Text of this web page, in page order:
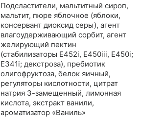
Подсластители, мальтитный сироп,
мальтит, пюре яблочное (яблоки,
консервант диоксид серы), агент
влагоудерживающий сорбит, агент
желирующий пектин
(стабилизаторы Е452i, Е450iii, Е450i;
Е341i; декстроза), пребиотик
олигофруктоза, белок яичный,
регуляторы кислотности, цитрат
натрия 3-замещенный, лимонная
кислота, экстракт ванили,
ароматизатор «Ваниль»